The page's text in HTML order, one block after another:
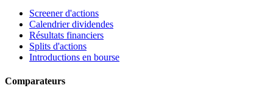
Screener d'actions
Calendrier dividendes
Résultats financiers
Splits d'actions
Introductions en bourse
Comparateurs